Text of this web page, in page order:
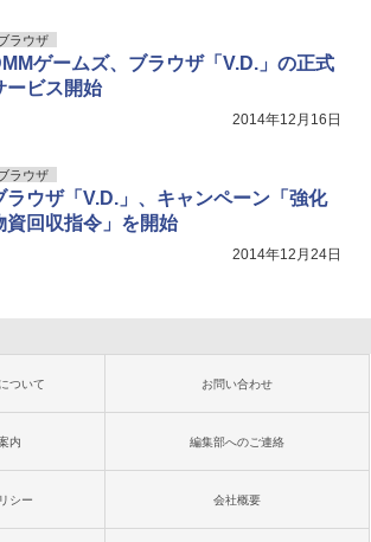
ラウザ
ゲームズ、ブラウザ「V.D.」の正式
ービス開始
2014年12月16日
ラウザ
ラウザ「V.D.」、キャンペーン「強化
資回収指令」を開始
2014年12月24日
ついて お問い合わせ
内 編集部へのご連絡
シー 会社概要